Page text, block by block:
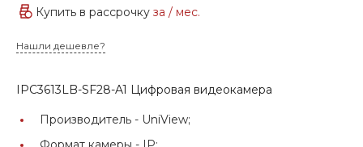
Купить в рассрочку за / мес.
Нашли дешевле?
IPC3613LB-SF28-A1 Цифровая видеокамера
Производитель - UniView;